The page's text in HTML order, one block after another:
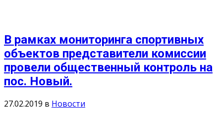
В рамках мониторинга спортивных
объектов представители комиссии
провели общественный контроль на
пос. Новый.
27.02.2019 в Новости